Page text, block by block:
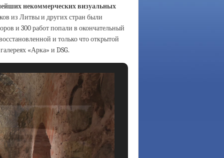
некоммерческихвизуальных
из Литвы и других стран были
и 300 работ попали в окончательный
и только что открытой
«Арка» и DSG.